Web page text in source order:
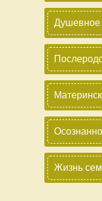
Душевное
Жизнь